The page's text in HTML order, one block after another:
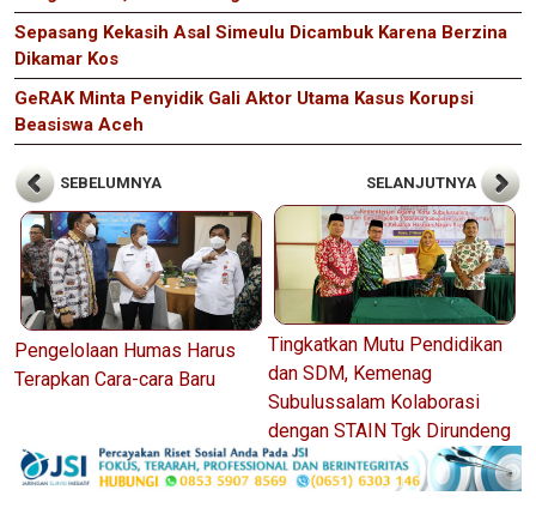
Sepasang Kekasih Asal Simeulu Dicambuk Karena Berzina
Dikamar Kos
GeRAK Minta Penyidik Gali Aktor Utama Kasus Korupsi
Beasiswa Aceh
SEBELUMNYA
Pengelolaan Humas Harus
Terapkan Cara-cara Baru
SELANJUTNYA
Tingkatkan Mutu Pendidikan
dan SDM, Kemenag
Subulussalam Kolaborasi
dengan STAIN Tgk Dirundeng